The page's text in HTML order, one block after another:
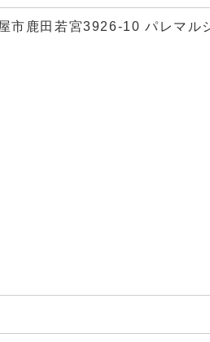
市鹿田若宮3926-10 パレマル